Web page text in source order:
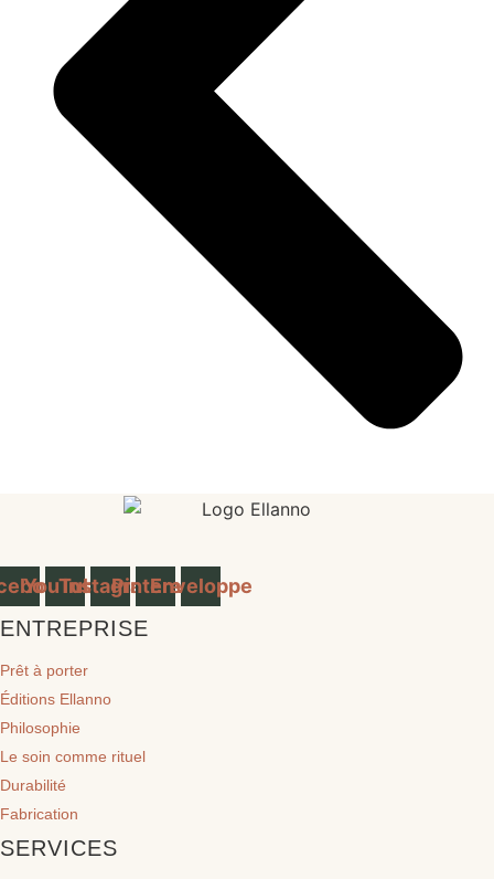
YouTube
Instagram
Pinterest
Enveloppe
ENTREPRISE
Prêt à porter
Éditions Ellanno
Philosophie
Le soin comme rituel
Durabilité
Fabrication
SERVICES